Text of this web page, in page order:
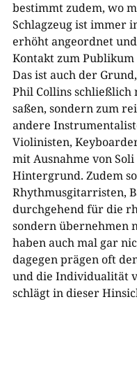
bestimmt zudem, wo
Schlagzeug ist immer
erhöht angeordnet
Kontakt zum
Das ist auch der
Phil Collins schließlich
saßen, sondern zum
andere
Violinisten,
mit Ausnahme von
Hintergrund. Zudem
Rhythmusgitarristen,
durchgehend für die
sondern übernehmen
haben auch mal gar
dagegen prägen oft
und die Individualität
schlägt in dieser